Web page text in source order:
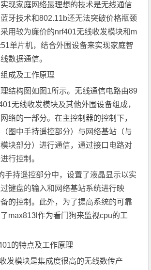
现家庭网络最理想的技术是无线通信
牙技术和802.11b还无法突破价格瓶颈
用较为廉价的nrf401无线收发模块和m
单片机，结合外围设备来实现家庭智
数据通信。
及工作原理
构图如图1所示。无线通信电路由89
无线收发模块及其他外围设备组成，
络的一部分。在主控制器的控制下，
图中手持遥控部分）与网络基站（与
块部分）进行通信，通过接口电路对
行控制。
持遥控部分中，设置了液晶显示以实
键盘的输入和网络基站系统进行映
的控制。此外，为了提高系统的可靠
max813l作为看门狗来监视cpu的工
的特点及工作原理
模块是集成度很高的无线数传产